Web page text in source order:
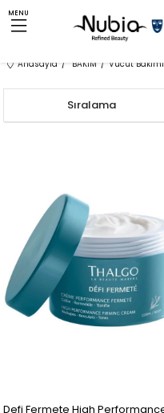
MENU
Anasayfa BAKIM Vücut Bakımı
Sıralama
Defi Fermete High Performance